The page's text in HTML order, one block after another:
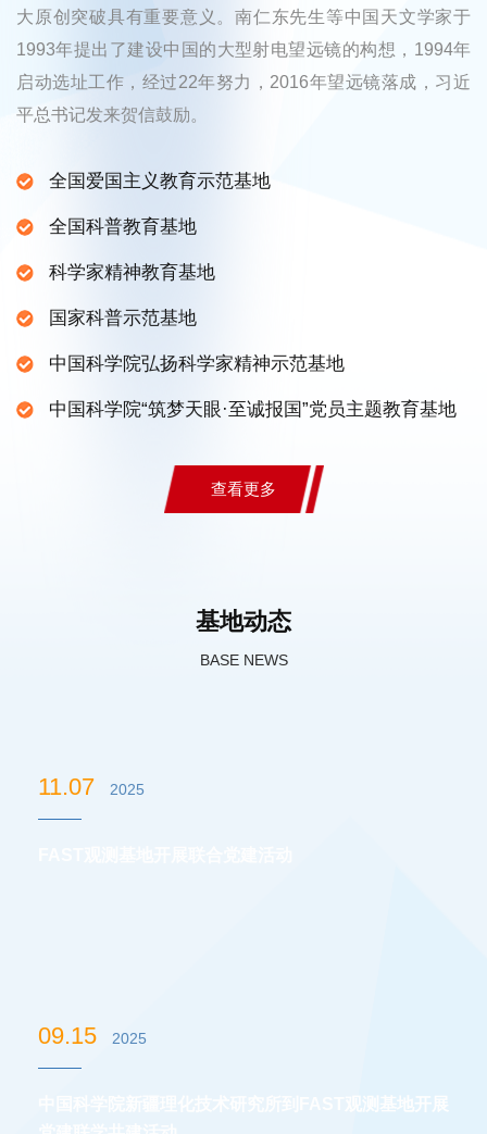
大原创突破具有重要意义。南仁东先生等中国天文学家于
1993年提出了建设中国的大型射电望远镜的构想，1994年
启动选址工作，经过22年努力，2016年望远镜落成，习近
平总书记发来贺信鼓励。
全国爱国主义教育示范基地
全国科普教育基地
科学家精神教育基地
国家科普示范基地
中国科学院弘扬科学家精神示范基地
中国科学院“筑梦天眼·至诚报国”党员主题教育基地
查看更多
基地动态
BASE NEWS
11.07 2025
09.15 2025
中国科学院新疆理化技术研究所到FAST观测基地开展